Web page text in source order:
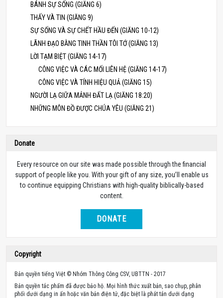
BÁNH SỰ SỐNG (GIĂNG 6)
THẤY VÀ TIN (GIĂNG 9)
SỰ SỐNG VÀ SỰ CHẾT HẦU ĐẾN (GIĂNG 10-12)
LÃNH ĐẠO BẰNG TINH THẦN TÔI TỚ (GIĂNG 13)
LỜI TẠM BIỆT (GIĂNG 14-17)
CÔNG VIỆC VÀ CÁC MỐI LIÊN HỆ (GIĂNG 14-17)
CÔNG VIỆC VÀ TÍNH HIỆU QUẢ (GIĂNG 15)
NGƯỜI LẠ GIỮA MẢNH ĐẤT LẠ (GIĂNG 18:20)
NHỮNG MÔN ĐỒ ĐƯỢC CHÚA YÊU (GIĂNG 21)
Donate
Every resource on our site was made possible through the financial
support of people like you. With your gift of any size, you’ll enable us
to continue equipping Christians with high-quality biblically-based
content.
DONATE
Copyright
Bản quyền tiếng Việt © Nhóm Thông Công CSV, UBTTN - 2017
Bản quyền tác phẩm đã được bảo hộ. Mọi hình thức xuất bản, sao chụp, phân
phối dưới dạng in ấn hoặc văn bản điện tử, đặc biệt là phát tán dưới dạng